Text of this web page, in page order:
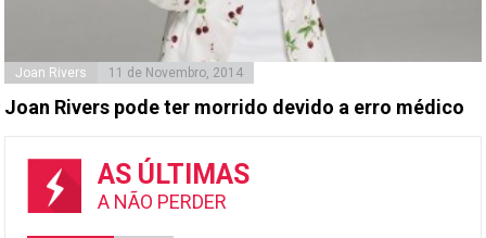
Joan Rivers 11 de Novembro, 2014
Joan Rivers pode ter morrido devido a erro médico
AS ÚLTIMAS
A NÃO PERDER